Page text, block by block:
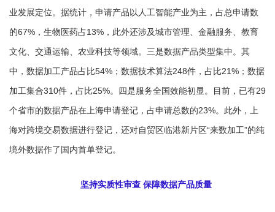
业发展定位。据统计，申请产品以人工智能产业为主，占总申请数
的67%，生物医药占13%，此外还涉及城市管理、金融服务、教育
文化、交通运输、农业科技等领域。三是数据产品类型集中。其
中，数据加工产品占比54%；数据技术算法248件，占比21%；数据
加工集合310件，占比25%。四是服务全国效能初显。目前，已有29
个省市的数据产品在上海申请登记，占申请总数的23%。此外，上
海对跨境交易数据进行登记，还对自贸区临港新片区“来数加工”的纯
境外数据作了国内首单登记。
坚持实质性审查 保障数据产品质量